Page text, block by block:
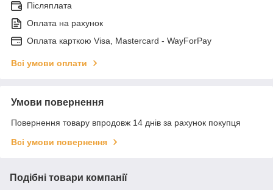
Післяплата
Оплата на рахунок
Оплата карткою Visa, Mastercard - WayForPay
Всі умови оплати
Умови повернення
Повернення товару впродовж 14 днів за рахунок покупця
Всі умови повернення
Подібні товари компанії